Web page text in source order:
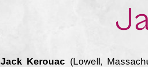
Jack Kerouac (Lowell,